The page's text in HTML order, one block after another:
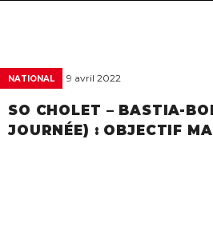
NATIONAL 9 avril 2022
SO CHOLET – BASTIA-
JOURNÉE) : OBJECTIF